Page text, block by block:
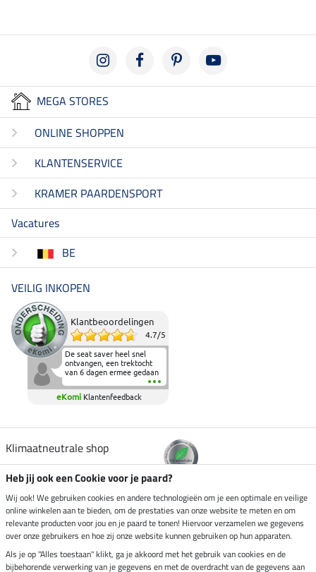
MEGA STORES
ONLINE SHOPPEN
KLANTENSERVICE
KRAMER PAARDENSPORT
Vacatures
BE
VEILIG INKOPEN
Klantbeoordelingen
4.7/5
De seat saver heel snel
ontvangen, een trektocht
van 6 dagen ermee gedaan
en deze heeft de beproeving
fantastisch doorstaan.
Heerlijk zacht om op te
elkaar in het zadel.
eKomi Klantenfeedback
Klimaatneutrale shop
Verzending per
Veilig betalen met
Heb jij ook een Cookie voor je paard?
Wij ook! We gebruiken cookies en andere technologieën om je een optimale en veilige
online winkelen aan te bieden, om de prestaties van onze website te meten en om
relevante producten voor jou en je paard te tonen! Hiervoor verzamelen we gegevens
over onze gebruikers en hoe zij onze website kunnen gebruiken op hun apparaten.
Als je op "Alles toestaan" klikt, ga je akkoord met het gebruik van cookies en de
bijbehorende verwerking van je gegevens en met de overdracht van de gegevens aan